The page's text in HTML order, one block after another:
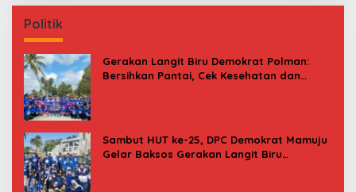
Politik
Gerakan Langit Biru Demokrat Polman:
Bersihkan Pantai, Cek Kesehatan dan
Sambut HUT ke-25, DPC Demokrat Mamuju
Gelar Baksos Gerakan Langit Biru